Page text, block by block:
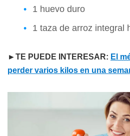
1 huevo duro
1 taza de arroz integral
►TE PUEDE INTERESAR: El
perder varios kilos en una